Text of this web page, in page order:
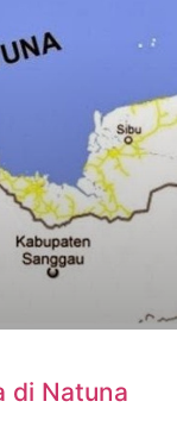
di Natuna